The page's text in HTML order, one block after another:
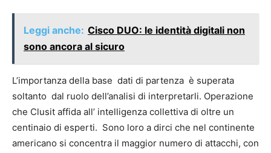
Leggi anche: Cisco DUO: le identità digitali non
sono ancora al sicuro
L’importanza della base dati di partenza è superata
soltanto dal ruolo dell’analisi di interpretarli. Operazione
che Clusit affida all’ intelligenza collettiva di oltre un
centinaio di esperti. Sono loro a dirci che nel continente
americano si concentra il maggior numero di attacchi, con